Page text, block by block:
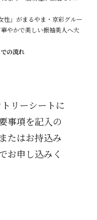
性」がまるやま・京彩グルー
やかで美しい振袖美人へ大
リーシートに
事項を記入の
たはお持込み
お申し込みく